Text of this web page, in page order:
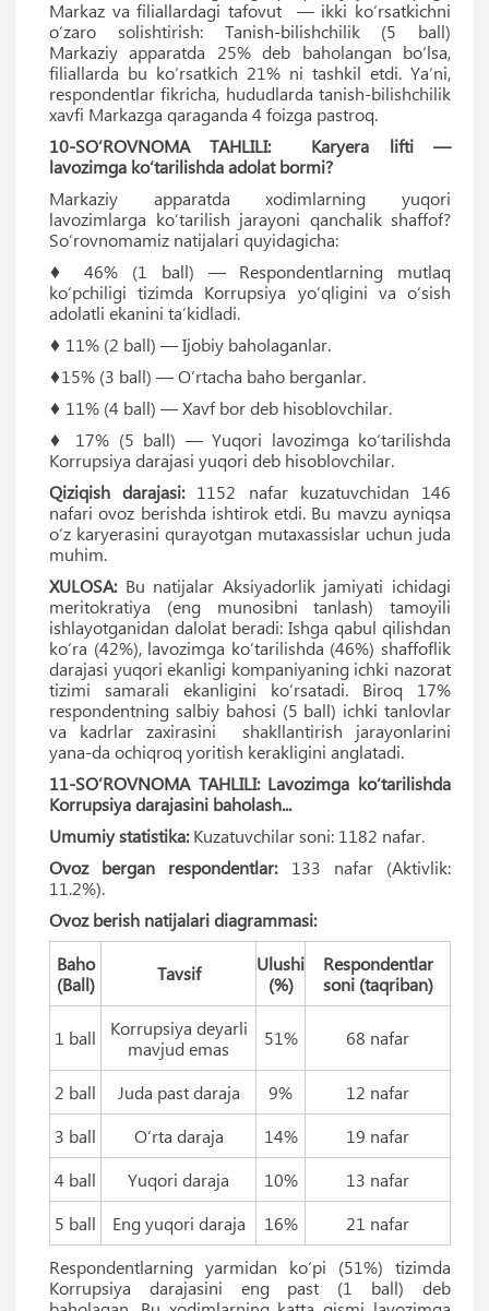
Markaz va filiallardagi tafovut
— ikki ko‘rsatkichni
o‘zaro solishtirish: Tanish-bilishchilik (5 ball)
Markaziy apparatda 25% deb baholangan bo‘lsa,
filiallarda bu ko‘rsatkich 21% ni tashkil etdi. Yaʼni,
respondentlar fikricha, hududlarda tanish-bilishchilik
xavfi Markazga qaraganda 4 foizga pastroq.
10-SO‘ROVNOMA TAHLILI: Karyera lifti —
lavozimga ko‘tarilishda adolat bormi?
Markaziy apparatda xodimlarning yuqori
lavozimlarga ko‘tarilish jarayoni qanchalik shaffof?
So‘rovnomamiz natijalari quyidagicha:
♦ 46% (1 ball) — Respondentlarning mutlaq
ko‘pchiligi tizimda Korrupsiya yo‘qligini va o‘sish
adolatli ekanini taʼkidladi.
♦ 11% (2 ball) — Ijobiy baholaganlar.
♦15% (3 ball) — O‘rtacha baho berganlar.
♦ 11% (4 ball) — Xavf bor deb hisoblovchilar.
♦ 17% (5 ball) — Yuqori lavozimga ko‘tarilishda
Korrupsiya darajasi yuqori deb hisoblovchilar.
Qiziqish darajasi:1152 nafar kuzatuvchidan 146
nafari ovoz berishda ishtirok etdi. Bu mavzu ayniqsa
o‘z karyerasini qurayotgan mutaxassislar uchun juda
muhim.
XULOSA:Bu natijalar Aksiyadorlik jamiyati ichidagi
meritokratiya (eng munosibni tanlash) tamoyili
ishlayotganidan dalolat beradi: Ishga qabul qilishdan
ko‘ra (42%), lavozimga ko‘tarilishda (46%) shaffoflik
darajasi yuqori ekanligi kompaniyaning ichki nazorat
tizimi samarali ekanligini ko‘rsatadi. Biroq 17%
respondentning salbiy bahosi (5 ball) ichki tanlovlar
va kadrlar zaxirasini shakllantirish jarayonlarini
yana-da ochiqroq yoritish kerakligini anglatadi.
11-SO‘ROVNOMA TAHLILI: Lavozimga ko‘tarilishda
Korrupsiya darajasini baholash...
Umumiy statistika:Kuzatuvchilar soni: 1182 nafar.
Ovoz bergan respondentlar:133 nafar (Aktivlik:
11.2%).
Ovoz berish natijalari diagrammasi:
Baho
(Ball)
Tavsif
Ulushi
(%)
Respondentlar
soni (taqriban)
1 ball
Korrupsiya deyarli
mavjud emas
51% 68 nafar
2 ball Juda past daraja 9%
12 nafar
3 ball
O‘rta daraja 14%
19 nafar
4 ball
Yuqori daraja 10%
13 nafar
5 ball
Eng yuqori daraja 16%
21 nafar
Respondentlarning yarmidan ko‘pi (51%) tizimda
Korrupsiya darajasini eng past (1 ball) deb